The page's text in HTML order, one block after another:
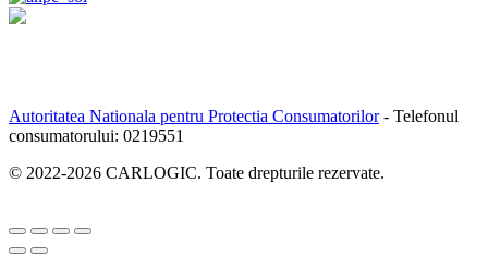
Autoritatea Nationala pentru Protectia Consumatorilor- Telefonul
consumatorului: 0219551
© 2022-2026 CARLOGIC. Toate drepturile rezervate.